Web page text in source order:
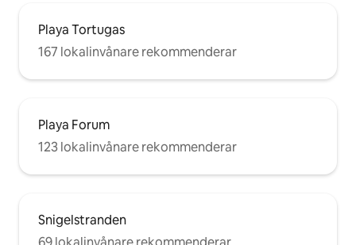
Playa Tortugas
167 lokalinvånare rekommenderar
Playa Forum
123 lokalinvånare rekommenderar
Snigelstranden